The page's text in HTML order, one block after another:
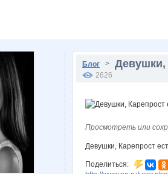
Блог > Девушки,
2626
Просмотреть или
Девушки, Карепрост
Поделиться: